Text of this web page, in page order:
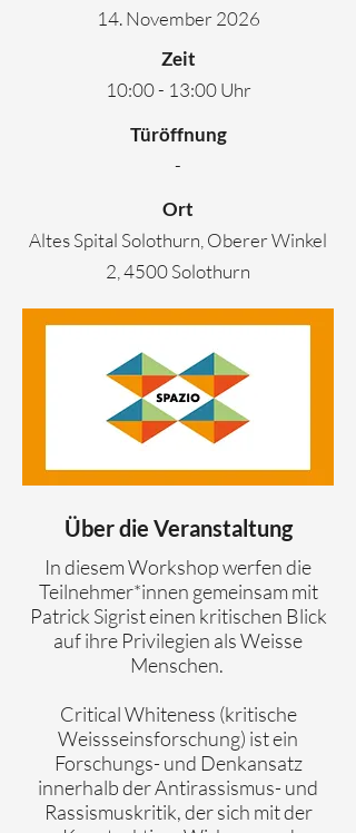
14. November 2026
Zeit
10:00 - 13:00 Uhr
Türöffnung
-
Ort
Altes Spital Solothurn, Oberer Winkel
2, 4500 Solothurn
Über die Veranstaltung
In diesem Workshop werfen die
Teilnehmer*innen gemeinsam mit
Patrick Sigrist einen kritischen Blick
auf ihre Privilegien als Weisse
Menschen.
Critical Whiteness (kritische
Weissseinsforschung) ist ein
Forschungs- und Denkansatz
innerhalb der Antirassismus- und
Rassismuskritik, der sich mit der